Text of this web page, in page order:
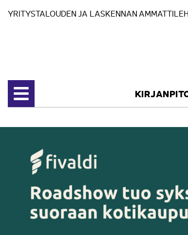
YRITYSTALOUDEN JA LASKENNAN
Avaa valikko